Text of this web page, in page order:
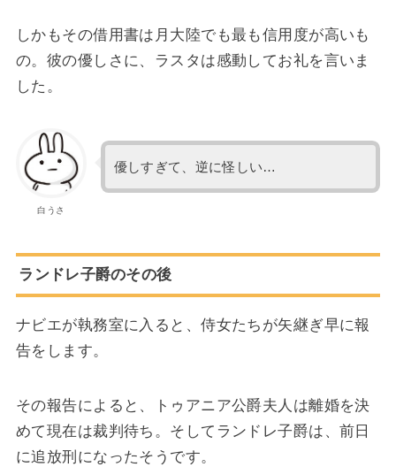
しかもその借用書は月大陸でも最も信用度が高いも
の。彼の優しさに、ラスタは感動してお礼を言いま
した。
白うさ
優しすぎて、逆に怪しい…
ランドレ子爵のその後
ナビエが執務室に入ると、侍女たちが矢継ぎ早に報
告をします。
その報告によると、トゥアニア公爵夫人は離婚を決
めて現在は裁判待ち。そしてランドレ子爵は、前日
に追放刑になったそうです。